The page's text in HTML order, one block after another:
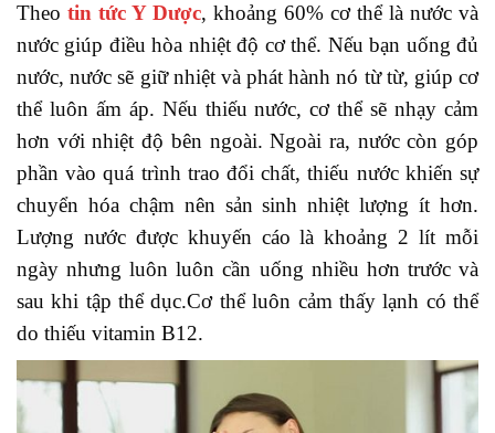
Theo tin tức Y Dược, khoảng 60% cơ thể là nước và
nước giúp điều hòa nhiệt độ cơ thể. Nếu bạn uống đủ
nước, nước sẽ giữ nhiệt và phát hành nó từ từ, giúp cơ
thể luôn ấm áp. Nếu thiếu nước, cơ thể sẽ nhạy cảm
hơn với nhiệt độ bên ngoài. Ngoài ra, nước còn góp
phần vào quá trình trao đổi chất, thiếu nước khiến sự
chuyển hóa chậm nên sản sinh nhiệt lượng ít hơn.
Lượng nước được khuyến cáo là khoảng 2 lít mỗi
ngày nhưng luôn luôn cần uống nhiều hơn trước và
sau khi tập thể dục.Cơ thể luôn cảm thấy lạnh có thể
do thiếu vitamin B12.